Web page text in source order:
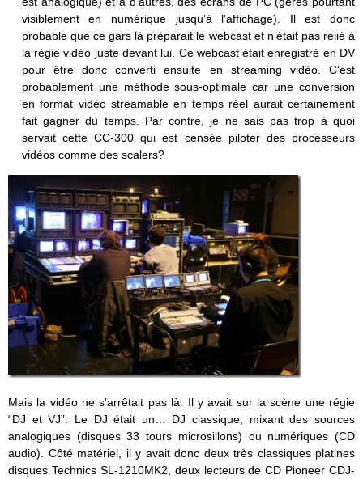
visiblement en numérique jusqu’à l’affichage). Il est donc
probable que ce gars là préparait le webcast et n’était pas relié à
la régie vidéo juste devant lui. Ce webcast était enregistré en DV
pour être donc converti ensuite en streaming vidéo. C’est
probablement une méthode sous-optimale car une conversion
en format vidéo streamable en temps réel aurait certainement
fait gagner du temps. Par contre, je ne sais pas trop à quoi
servait cette CC-300 qui est censée piloter des processeurs
vidéos comme des scalers?
Mais la vidéo ne s’arrêtait pas là. Il y avait sur la scène une régie
“DJ et VJ”. Le DJ était un… DJ classique, mixant des sources
analogiques (disques 33 tours microsillons) ou numériques (CD
audio). Côté matériel, il y avait donc deux très classiques platines
disques Technics SL-1210MK2, deux lecteurs de CD Pioneer CDJ-